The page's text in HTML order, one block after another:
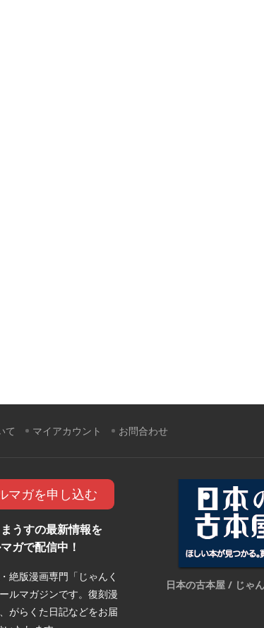
て マイアカウント お問合わせ
マガを申し込む
うすの最新情報を
ガで配信中！
絶版漫画専門「じゃんく
ルマガジンです。復刻漫
がらくた日記などをお届
日本の古本屋 / じゃ